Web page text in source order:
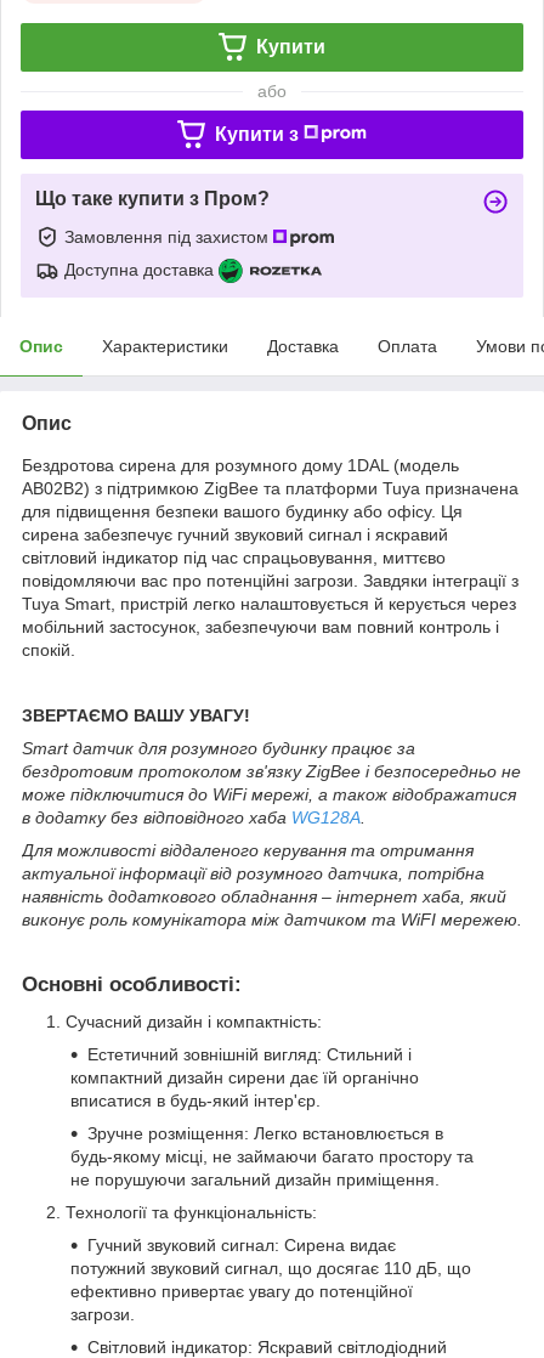
Купити
або
Купити з
Що таке купити з Пром?
Замовлення під захистом
Доступна доставка
Опис Характеристики Доставка Оплата Умови
Опис
Бездротова сирена для розумного дому 1DAL (модель
AB02B2) з підтримкою ZigBee та платформи Tuya призначена
для підвищення безпеки вашого будинку або офісу. Ця
сирена забезпечує гучний звуковий сигнал і яскравий
світловий індикатор під час спрацьовування, миттєво
повідомляючи вас про потенційні загрози. Завдяки інтеграції з
Tuya Smart, пристрій легко налаштовується й керується через
мобільний застосунок, забезпечуючи вам повний контроль і
спокій.
ЗВЕРТАЄМО ВАШУ УВАГУ!
Smart датчик для розумного будинку працює за
бездротовим протоколом зв'язку ZigBee і безпосередньо не
може підключитися до WiFi мережі, а також відображатися
в додатку без відповідного хаба WG128A
Для можливості віддаленого керування та отримання
актуальної інформації від розумного датчика, потрібна
наявність додаткового обладнання – інтернет хаба, який
виконує роль комунікатора між датчиком та WiFI мережею.
Основні особливості:
Сучасний дизайн і компактність:
Естетичний зовнішній вигляд: Стильний і
компактний дизайн сирени дає їй органічно
вписатися в будь-який інтер'єр.
Зручне розміщення: Легко встановлюється в
будь-якому місці, не займаючи багато простору та
не порушуючи загальний дизайн приміщення.
Технології та функціональність:
Гучний звуковий сигнал: Сирена видає
потужний звуковий сигнал, що досягає 110 дБ, що
ефективно привертає увагу до потенційної
загрози.
Світловий індикатор: Яскравий світлодіодний